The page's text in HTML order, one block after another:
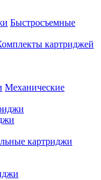
Быстросъемные
картриджей
Механические
картриджи